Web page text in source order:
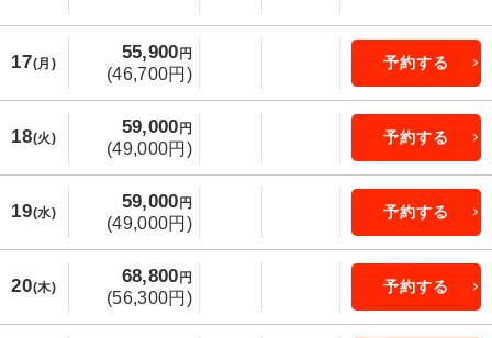
17(月)
55,900 円
(46,700円)
予約する
18(火)
59,000 円
(49,000円)
予約する
19(水)
59,000 円
(49,000円)
予約する
20(木)
68,800 円
(56,300円)
予約する